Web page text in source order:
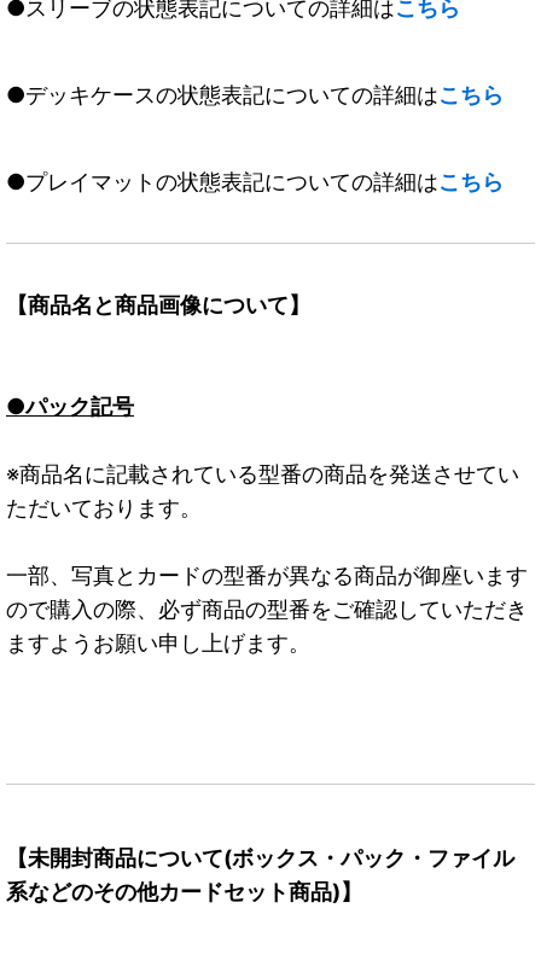
●スリーブの状態表記についての詳細はこちら
●デッキケースの状態表記についての詳細はこちら
●プレイマットの状態表記についての詳細はこちら
【商品名と商品画像について】
●パック記号
※商品名に記載されている型番の商品を発送させてい
ただいております。
一部、写真とカードの型番が異なる商品が御座います
ので購入の際、必ず商品の型番をご確認していただき
ますようお願い申し上げます。
【未開封商品について(ボックス・パック・ファイル
系などのその他カードセット商品)】